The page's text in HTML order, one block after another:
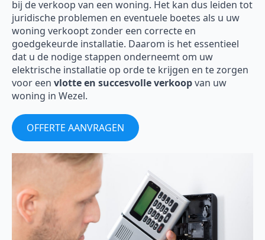
bij de verkoop van een woning. Het kan dus leiden tot
juridische problemen en eventuele boetes als u uw
woning verkoopt zonder een correcte en
goedgekeurde installatie. Daarom is het essentieel
dat u de nodige stappen onderneemt om uw
elektrische installatie op orde te krijgen en te zorgen
voor een vlotte en succesvolle verkoopvan uw
woning in Wezel.
OFFERTE AANVRAGEN